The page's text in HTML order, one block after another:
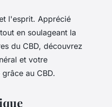
l'esprit. Apprécié
en soulageant la
du CBD, découvrez
et votre
au CBD.